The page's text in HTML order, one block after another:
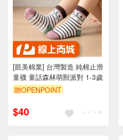
[凱美棉業] 台灣製造 純棉止滑
童襪 童話森林萌獸派對 1-3歲
贈OPENPOINT
$40